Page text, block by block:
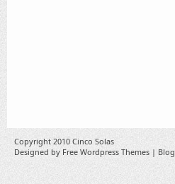
Copyright 2010 Cinco Solas
Designed by Free Wordpress Themes |